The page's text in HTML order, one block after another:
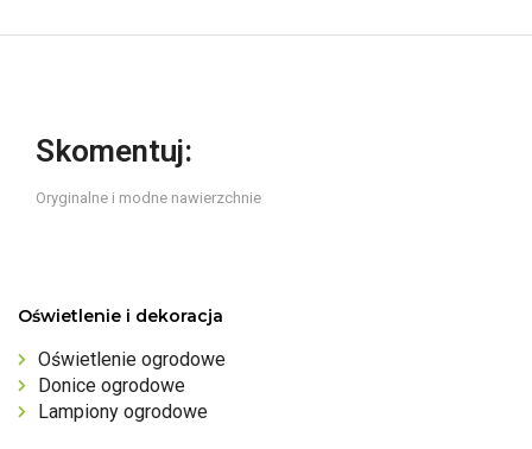
Skomentuj:
Oryginalne i modne nawierzchnie
Oświetlenie i dekoracja
Oświetlenie ogrodowe
Donice ogrodowe
Lampiony ogrodowe